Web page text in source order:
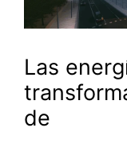
Las
de